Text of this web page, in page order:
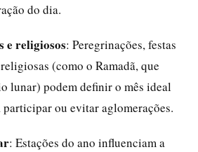
do dia.
e religiosos: Peregrinações, festas
(como o Ramadã, que
lunar) podem definir o mês ideal
participar ou evitar aglomerações.
: Estações do ano influenciam a